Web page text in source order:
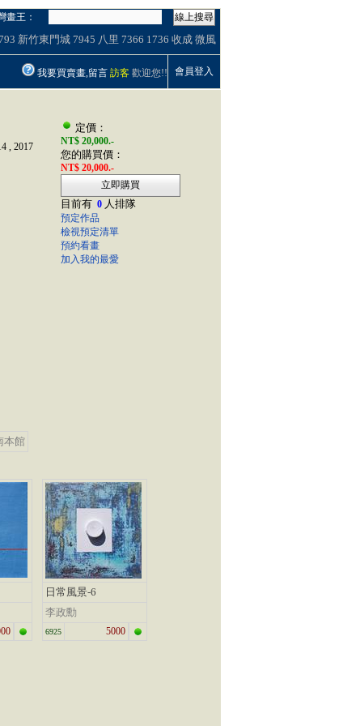
畫王：
線上搜尋
新竹東門城 7945 八里 7366 1736 收成 微風
我要買賣畫,留言 訪客 歡迎您!! 會員登入
, 2017
定價：
NT$ 20,000.-
您的購買價：
NT$ 20,000.-
立即購買
目前有 0 人排隊
預定作品
檢視預定清單
預約看畫
加入我的最愛
本館
日常風景-6
李政勳
6925 5000